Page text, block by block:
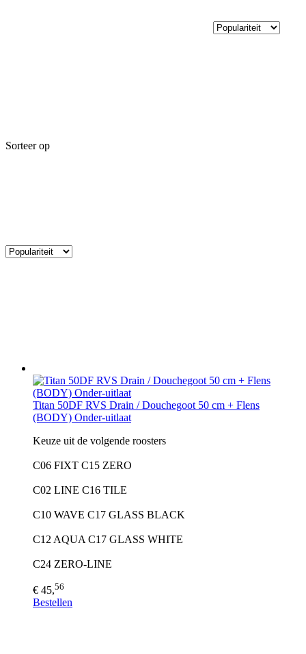
Sorteer op
Titan 50DF RVS Drain / Douchegoot 50 cm + Flens
(BODY) Onder-uitlaat
Keuze uit de volgende roosters
C06 FIXT C15 ZERO
C02 LINE C16 TILE
C10 WAVE C17 GLASS BLACK
C12 AQUA C17 GLASS WHITE
C24 ZERO-LINE
€ 45,56
Bestellen